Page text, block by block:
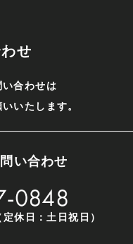
せ
合わせは
いたします。
い合わせ
休日：土日祝日）